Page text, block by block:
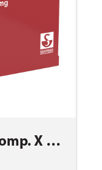
Anamox Clav Duo Comp. X 14